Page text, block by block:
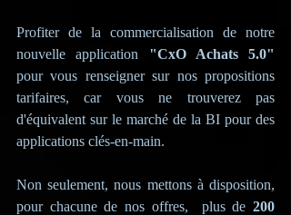
Profiter de la commercialisation de notre
nouvelle application "CxO Achats 5.0"
pour vous renseigner sur nos propositions
tarifaires, car vous ne trouverez pas
d'équivalent sur le marché de la BI pour des
applications clés-en-main.
Non seulement, nous mettons à disposition,
pour chacune de nos offres,  plus de 200